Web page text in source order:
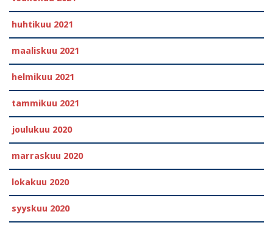
huhtikuu 2021
maaliskuu 2021
helmikuu 2021
tammikuu 2021
joulukuu 2020
marraskuu 2020
lokakuu 2020
syyskuu 2020